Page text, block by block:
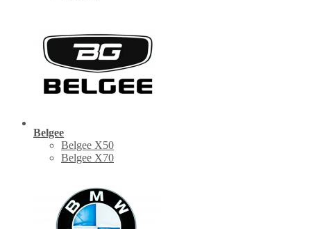
Belgee
Belgee X50
Belgee X70